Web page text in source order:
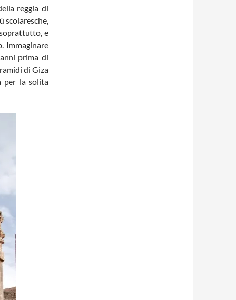
reggia di
scolaresche,
e
Immaginare
prima di
di Giza
per la solita